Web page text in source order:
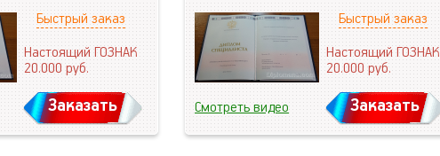
Быстрый заказ
Настоящий ГОЗНАК
20.000руб.
Заказать
Быстрый заказ
Настоящий ГОЗНАК
20.000руб.
Смотреть видео Заказать